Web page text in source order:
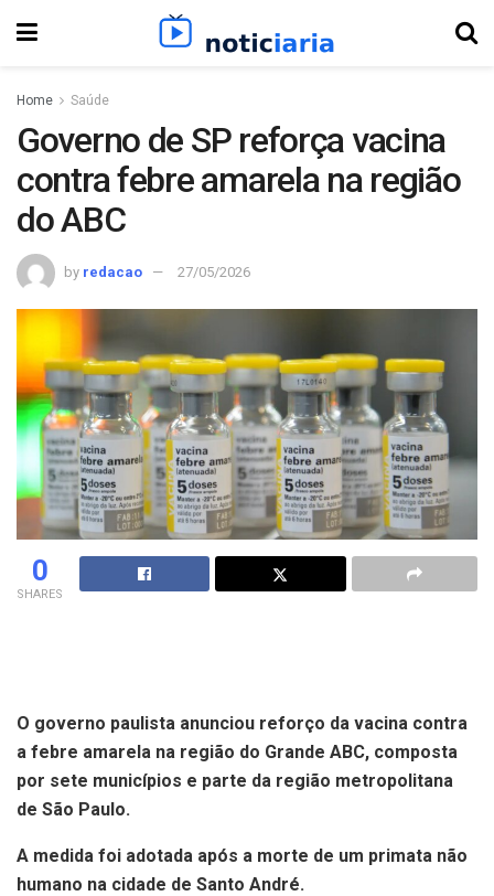
Home Saúde
Governo de SP reforça vacina
contra febre amarela na região
do ABC
by redacao 27/05/2026
0
SHARES
O governo paulista anunciou reforço da vacina contra
a febre amarela na região do Grande ABC, composta
por sete municípios e parte da região metropolitana
de São Paulo.
A medida foi adotada após a morte de um primata não
humano na cidade de Santo André.